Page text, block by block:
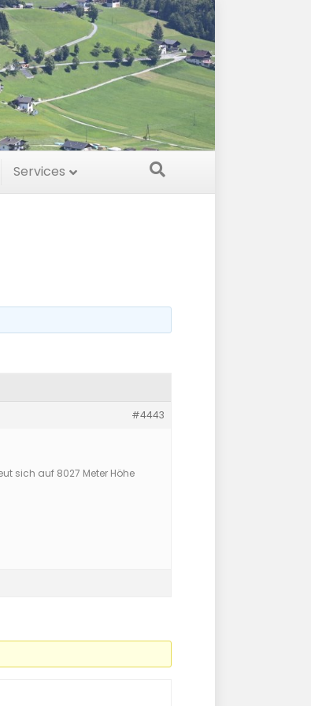
Services
#4443
sich auf 8027 Meter Höhe